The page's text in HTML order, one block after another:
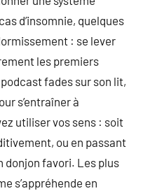
d’insomnie, quelques
: se lever
les premiers
fades sur son lit,
s’entraîner à
utiliser vos sens : soit
ou en passant
donjon favori. Les plus
s’appréhende en